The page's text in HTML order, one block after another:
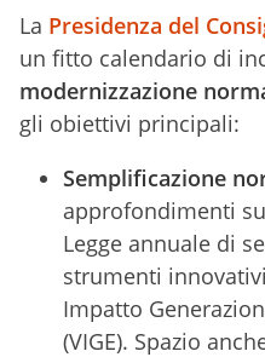
La Presidenza del
un fitto calendario di
modernizzazione
gli obiettivi principali:
Semplificazione
approfondimenti
Legge annuale di
strumenti
Impatto
(VIGE). Spazio